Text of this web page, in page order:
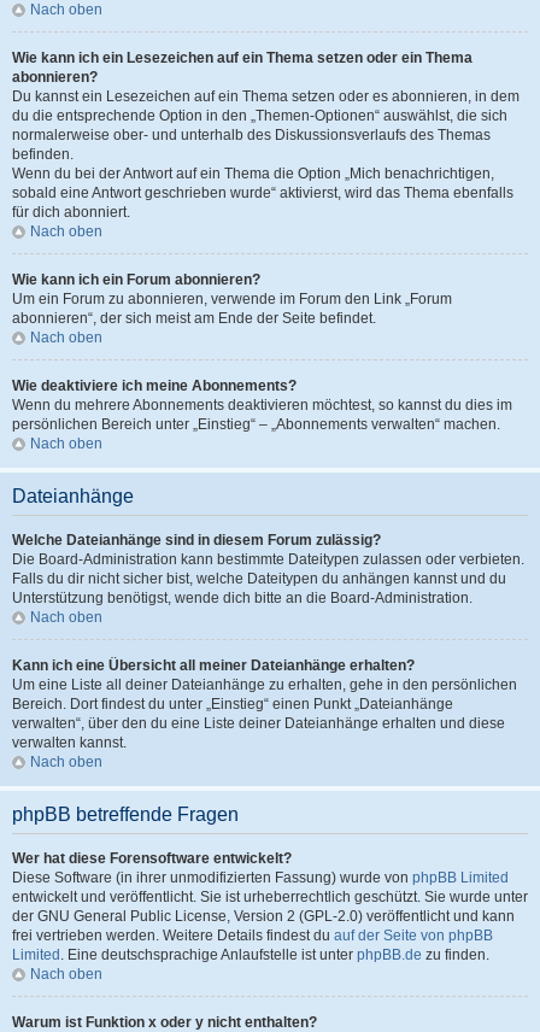
Nach oben
Wie kann ich ein Lesezeichen auf ein Thema setzen oder ein Thema
abonnieren?
Du kannst ein Lesezeichen auf ein Thema setzen oder es abonnieren, in dem
du die entsprechende Option in den „Themen-Optionen“ auswählst, die sich
normalerweise ober- und unterhalb des Diskussionsverlaufs des Themas
befinden.
Wenn du bei der Antwort auf ein Thema die Option „Mich benachrichtigen,
sobald eine Antwort geschrieben wurde“ aktivierst, wird das Thema ebenfalls
für dich abonniert.
Nach oben
Wie kann ich ein Forum abonnieren?
Um ein Forum zu abonnieren, verwende im Forum den Link „Forum
abonnieren“, der sich meist am Ende der Seite befindet.
Nach oben
Wie deaktiviere ich meine Abonnements?
Wenn du mehrere Abonnements deaktivieren möchtest, so kannst du dies im
persönlichen Bereich unter „Einstieg“ – „Abonnements verwalten“ machen.
Nach oben
Dateianhänge
Welche Dateianhänge sind in diesem Forum zulässig?
Die Board-Administration kann bestimmte Dateitypen zulassen oder verbieten.
Falls du dir nicht sicher bist, welche Dateitypen du anhängen kannst und du
Unterstützung benötigst, wende dich bitte an die Board-Administration.
Nach oben
Kann ich eine Übersicht all meiner Dateianhänge erhalten?
Um eine Liste all deiner Dateianhänge zu erhalten, gehe in den persönlichen
Bereich. Dort findest du unter „Einstieg“ einen Punkt „Dateianhänge
verwalten“, über den du eine Liste deiner Dateianhänge erhalten und diese
verwalten kannst.
Nach oben
phpBB betreffende Fragen
Wer hat diese Forensoftware entwickelt?
Diese Software (in ihrer unmodifizierten Fassung) wurde von phpBB Limited
entwickelt und veröffentlicht. Sie ist urheberrechtlich geschützt. Sie wurde unter
der GNU General Public License, Version 2 (GPL-2.0) veröffentlicht und kann
frei vertrieben werden. Weitere Details findest du auf der Seite von phpBB
Limited . Eine deutschsprachige Anlaufstelle ist unter phpBB.de zu finden.
Nach oben
Warum ist Funktion x oder y nicht enthalten?